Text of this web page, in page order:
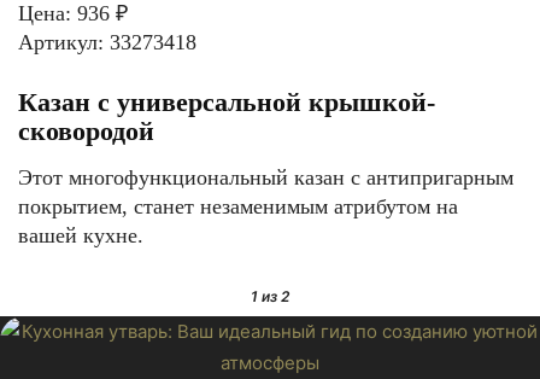
Цена: 936 ₽
Артикул: 33273418
Казан с универсальной крышкой-
сковородой
Этот многофункциональный казан с антипригарным
покрытием, станет незаменимым атрибутом на
вашей кухне.
1 из 2